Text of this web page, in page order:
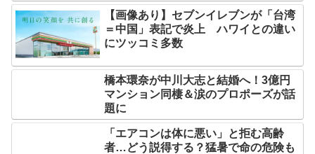
【画像あり】セブンイレブンが「台湾
＝中国」表記で炎上 ハワイとの違い
にツッコミ多数
橋本環奈が中川大志と結婚へ！3億円
マンション同棲＆涙のプロポーズが話
題に
「エアコンは体に悪い」と拒む高齢
者…どう説得する？猛暑で命の危険も